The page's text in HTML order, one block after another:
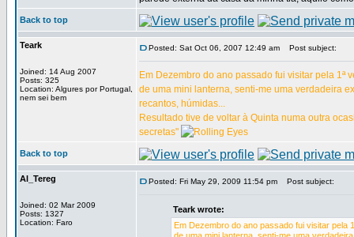
Back to top
Teark
Joined: 14 Aug 2007
Posts: 325
Location: Algures por Portugal,
nem sei bem
Posted: Sat Oct 06, 2007 12:49 am Post subject:
Em Dezembro do ano passado fui visitar pela 1ª
de uma mini lanterna, senti-me uma verdadeira
recantos, húmidas...
Resultado tive de voltar à Quinta numa outra
secretas"
Back to top
Al_Tereg
Joined: 02 Mar 2009
Posts: 1327
Location: Faro
Posted: Fri May 29, 2009 11:54 pm Post subject:
Teark wrote:
Em Dezembro do ano passado fui visitar pela